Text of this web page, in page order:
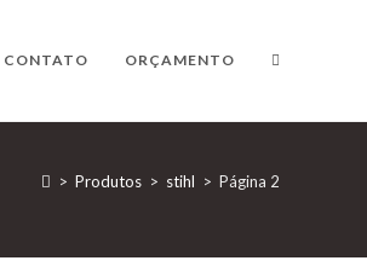
CONTATO ORÇAMENTO ALTERNAR
PESQUISA
> Produtos > stihl > Página 2